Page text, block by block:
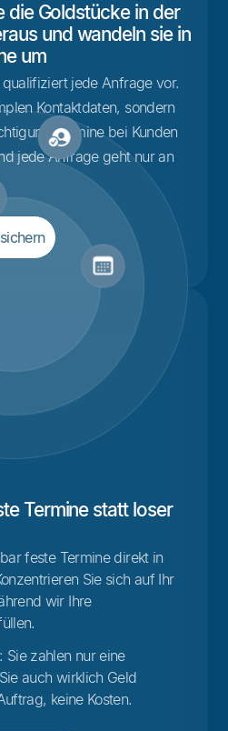
die Goldstücke in der
und wandeln sie in
um
jede Anfrage vor.
Kontaktdaten, sondern
bei Kunden
jede Anfrage geht nur an
Termine statt loser
feste Termine direkt in
Sie sich auf Ihr
wir Ihre
Sie zahlen nur eine
auch wirklich Geld
keine Kosten.